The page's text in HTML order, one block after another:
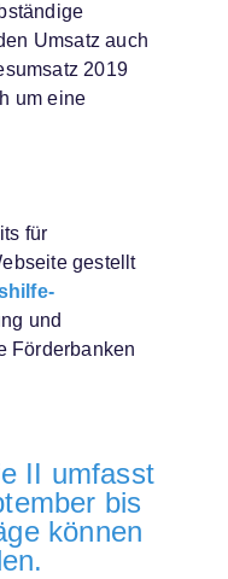
Umsatz auch
2019
um eine
für
gestellt
und
Förderbanken
II umfasst
bis
können